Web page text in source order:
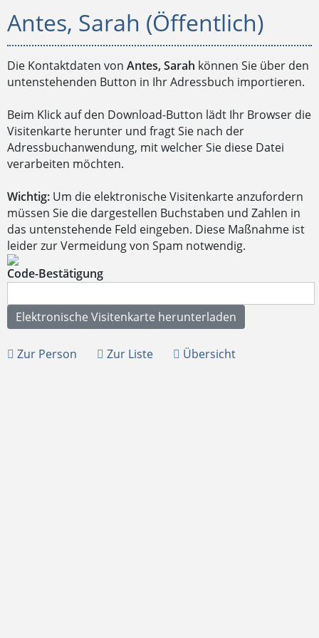
Antes, Sarah (Öffentlich)
Die Kontaktdaten von Antes, Sarah können Sie über den
untenstehenden Button in Ihr Adressbuch importieren.
Beim Klick auf den Download-Button lädt Ihr Browser die
Visitenkarte herunter und fragt Sie nach der
Adressbuchanwendung, mit welcher Sie diese Datei
verarbeiten möchten.
Wichtig: Um die elektronische Visitenkarte anzufordern
müssen Sie die dargestellen Buchstaben und Zahlen in
das untenstehende Feld eingeben. Diese Maßnahme ist
leider zur Vermeidung von Spam notwendig.
Code-Bestätigung
Zur Person Zur Liste Übersicht